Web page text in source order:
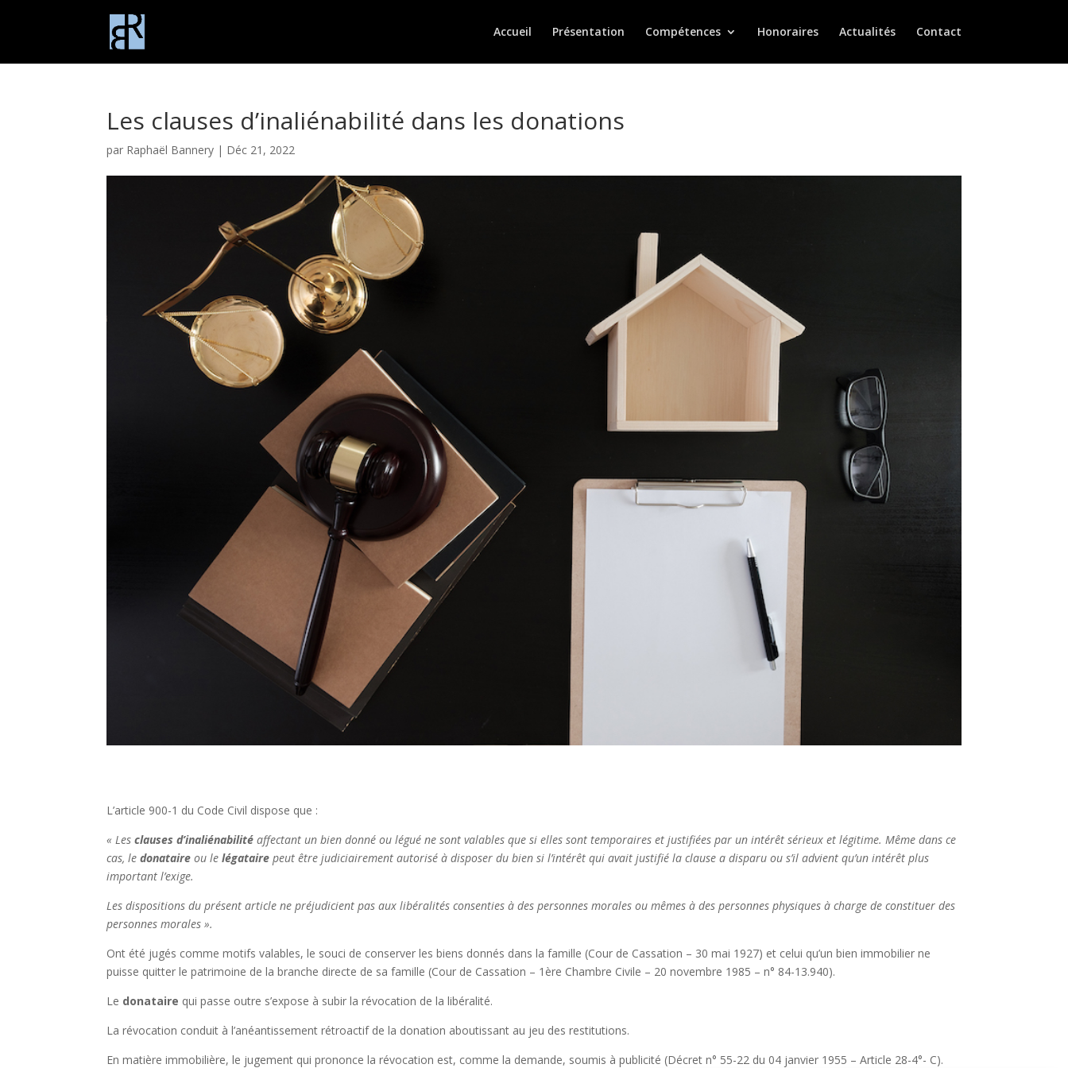
Accueil Présentation Compétences Honoraires Actualités Contact
Les clauses d’inaliénabilité dans les donations
par Raphaël Bannery | Déc 21, 2022
L’article 900-1 du Code Civil dispose que :
« Lesclauses d’inaliénabilitéaffectant un bien donné ou légué ne sont valables que si elles sont temporaires et justifiées par un intérêt sérieux et légitime. Même dans ce
cas, ledonataire ou lelégataire peut être judiciairement autorisé à disposer du bien si l’intérêt qui avait justifié la clause a disparu ou s’il advient qu’un intérêt plus
important l’exige.
Les dispositions du présent article ne préjudicient pas aux libéralités consenties à des personnes morales ou mêmes à des personnes physiques à charge de constituer des
personnes morales ».
Ont été jugés comme motifs valables, le souci de conserver les biens donnés dans la famille (Cour de Cassation – 30 mai 1927) et celui qu’un bien immobilier ne
puisse quitter le patrimoine de la branche directe de sa famille (Cour de Cassation – 1ère Chambre Civile – 20 novembre 1985 – n° 84-13.940).
Le donataire qui passe outre s’expose à subir la révocation de la libéralité.
La révocation conduit à l’anéantissement rétroactif de la donation aboutissant au jeu des restitutions.
En matière immobilière, le jugement qui prononce la révocation est, comme la demande, soumis à publicité (Décret n° 55-22 du 04 janvier 1955 – Article 28-4°- C).